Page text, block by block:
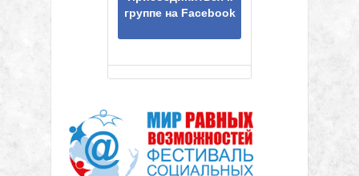
группе на Facebook